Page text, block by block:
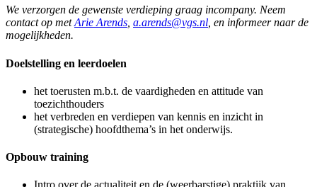
We verzorgen de gewenste verdieping graag incompany. Neem
contact op metArie Arends a.arends@vgs.nl , en informeer naar de
mogelijkheden.
Doelstelling en leerdoelen
het toerusten m.b.t. de vaardigheden en attitude van
toezichthouders
het verbreden en verdiepen van kennis en inzicht in
(strategische) hoofdthema’s in het onderwijs.
Opbouw training